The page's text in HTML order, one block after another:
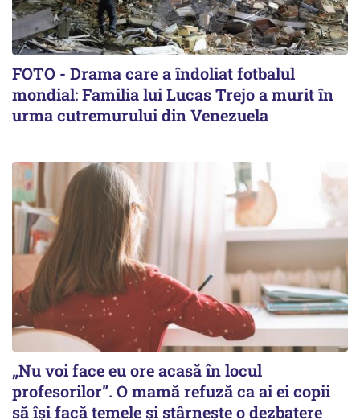
FOTO - Drama care a îndoliat fotbalul
mondial: Familia lui Lucas Trejo a murit în
urma cutremurului din Venezuela
„Nu voi face eu ore acasă în locul
profesorilor”. O mamă refuză ca ai ei copii
să își facă temele și stârnește o dezbatere